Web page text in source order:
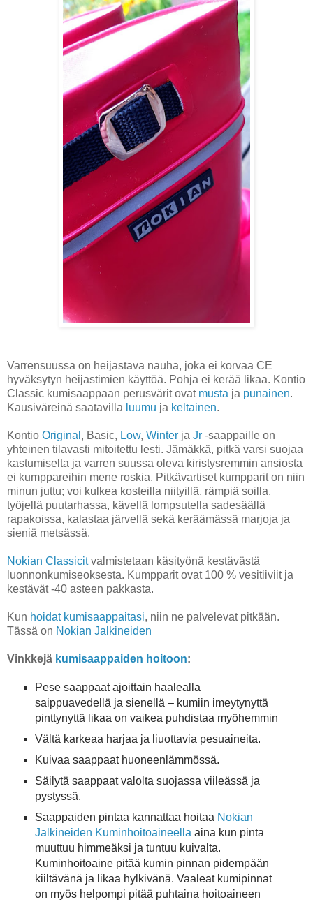
Varrensuussa on heijastava nauha, joka ei korvaa CE
hyväksytyn heijastimien käyttöä. Pohja ei kerää likaa. Kontio
Classic kumisaappaan perusvärit ovat musta ja punainen.
Kausiväreinä saatavilla luumu ja keltainen.
Kontio Original , Basic, Low, Winter ja Jr -saappaille on
yhteinen tilavasti mitoitettu lesti. Jämäkkä, pitkä varsi suojaa
kastumiselta ja varren suussa oleva kiristysremmin ansiosta
ei kumppareihin mene roskia. Pitkävartiset kumpparit on niin
minun juttu; voi kulkea kosteilla niityillä, rämpiä soilla,
työjellä puutarhassa, kävellä lompsutella sadesäällä
rapakoissa, kalastaa järvellä sekä keräämässä marjoja ja
sieniä metsässä.
Nokian Classicitvalmistetaan käsityönä kestävästä
luonnonkumiseoksesta. Kumpparit ovat 100 % vesitiiviit ja
kestävät -40 asteen pakkasta.
Kun hoidat kumisaappaitasi, niin ne palvelevat pitkään.
Tässä on Nokian Jalkineiden
Vinkkejä kumisaappaiden hoitoon:
Pese saappaat ajoittain haalealla
saippuavedellä ja sienellä – kumiin imeytynyttä
pinttynyttä likaa on vaikea puhdistaa myöhemmin
Vältä karkeaa harjaa ja liuottavia pesuaineita.
Kuivaa saappaat huoneenlämmössä.
Säilytä saappaatvalolta suojassa viileässä ja
pystyssä.
Saappaiden pintaa kannattaa hoitaa Nokian
Jalkineiden Kuminhoitoaineella aina kun pinta
muuttuu himmeäksi ja tuntuu kuivalta.
Kuminhoitoaine pitää kumin pinnan pidempään
kiiltävänä ja likaa hylkivänä. Vaaleat kumipinnat
on myös helpompi pitää puhtaina hoitoaineen